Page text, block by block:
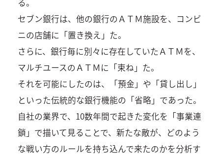
セブン銀行は、他の銀行のＡＴＭ施設を、コンビ
ニの店舗に「置き換え」た。
さらに、銀行毎に別々に存在していたＡＴＭを、
マルチユースのＡＴＭに「束ね」た。
それを可能にしたのは、「預金」や「貸し出し」
といった伝統的な銀行機能の「省略」であった。
自社の業界で、10数年間で起きた変化を「事業連
鎖」で描いて見ることで、新たな敵が、どのよう
な戦い方のルールを持ち込んで来たのかを分析す